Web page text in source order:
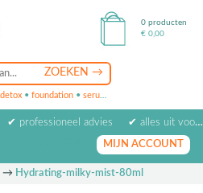
detox • foundation • serum
0 producten
€ 0,00
✔ professioneel advies
✔ alles uit voorraad leverbaar
basis van beoordelingen
MIJN ACCOUNT
→ Hydrating-milky-mist-80ml